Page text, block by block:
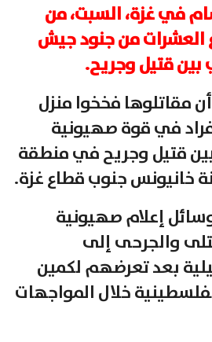
في غزة، السبت، من
العشرات من جنود جيش
بين قتيل وجريح.
مقاتلوها فخخوا منزل
في قوة صهيونية
قتيل وجريح في منطقة
خانيونس جنوب قطاع غزة.
إعلام صهيونية
والجرحى إلى
بعد تعرضهم لكمين
خلال المواجهات